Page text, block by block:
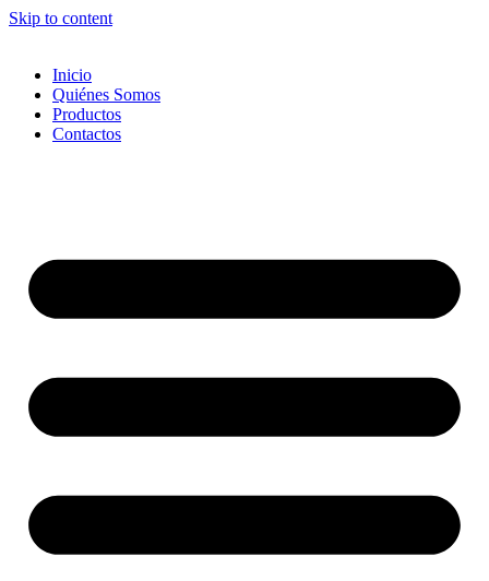
Skip to content
Inicio
Quiénes Somos
Productos
Contactos